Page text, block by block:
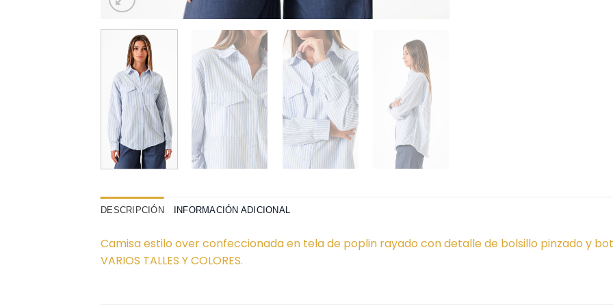
DESCRIPCIÓN INFORMACIÓN ADICIONAL
Camisa estilo over confeccionada en tela de poplin rayado con detalle de bolsillo pinzado y
VARIOS TALLES Y COLORES.